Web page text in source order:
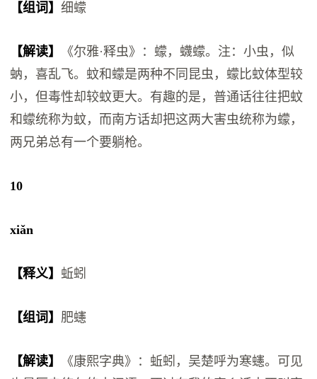
【组词】细蠓
【解读】
《尔雅·释虫》：蠓，蠛蠓。注：小虫，似
蚋，喜乱飞。蚊和蠓是两种不同昆虫，蠓比蚊体型较
小，但毒性却较蚊更大。有趣的是，普通话往往把蚊
和蠓统称为蚊，而南方话却把这两大害虫统称为蠓，
两兄弟总有一个要躺枪。
10
xiǎn
【释义】蚯蚓
【组词】 肥䘆
【解读】
《康熙字典》：蚯蚓，吴楚呼为寒䘆。可见